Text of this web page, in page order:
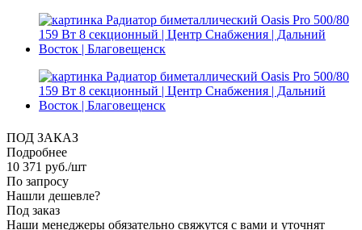
ПОД ЗАКАЗ
Подробнее
10 371 руб./шт
По запросу
Нашли дешевле?
Под заказ
Наши менеджеры обязательно свяжутся с вами и уточнят